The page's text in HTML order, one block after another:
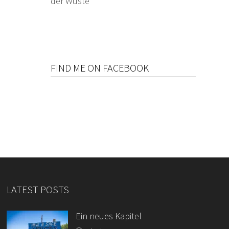
FIND ME ON FACEBOOK
LATEST POSTS
Ein neues Kapitel